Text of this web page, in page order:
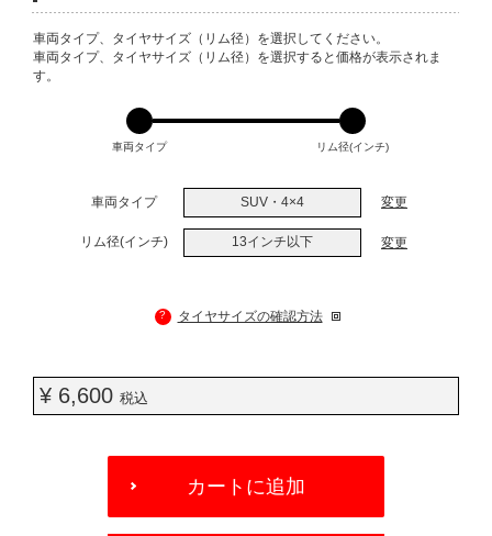
VARIATIONS
車両タイプ、タイヤサイズ（リム径）を選択してください。
車両タイプ、タイヤサイズ（リム径）を選択すると価格が表示されま
す。
車両タイプ リム径(インチ)
車両タイプ SUV・4×4 変更
リム径(インチ) 13インチ以下 変更
? タイヤサイズの確認方法
¥ 6,600 税込
OPTIONS
カートに追加